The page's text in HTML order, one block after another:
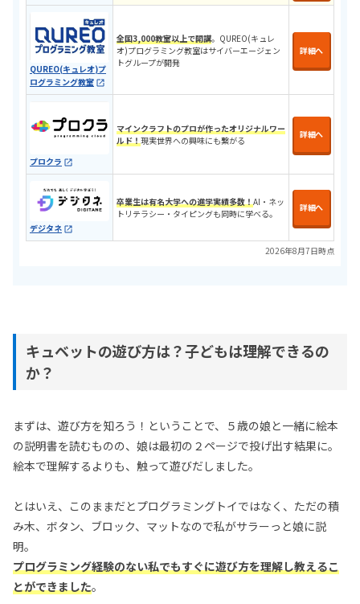
QUREO(キュレオ)プ
ログラミング教室
全国3,000教室以上で開講。QUREO(キュレ
オ)プログラミング教室はサイバーエージェン
トグループが開発
詳細へ
プロクラ
マインクラフトのプロが作ったオリジナルワー
ルド！ 現実世界への興味にも繋がる 詳細へ
デジタネ
卒業生は有名大学への進学実績多数！ AI・ネッ
トリテラシー・タイピングも同時に学べる。
詳細へ
2026年8月7日時点
キュベットの遊び方は？子どもは理解できるの
か？
まずは、遊び方を知ろう！ということで、５歳の娘と一緒に絵本
の説明書を読むものの、娘は最初の２ページで投げ出す結果に。
絵本で理解するよりも、触って遊びだしました。
とはいえ、このままだとプログラミングトイではなく、ただの積
み木、ボタン、ブロック、マットなので私がサラーっと娘に説
明。
プログラミング経験のない私でもすぐに遊び方を理解し教えるこ
とができました。